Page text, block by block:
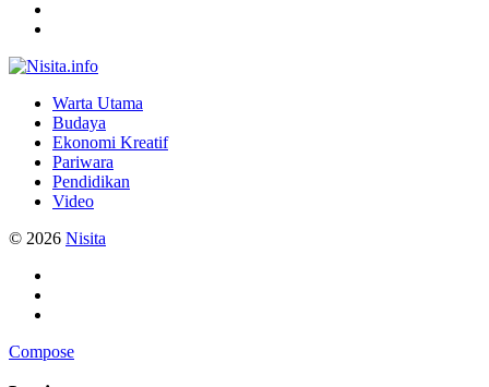
Warta Utama
Budaya
Ekonomi Kreatif
Pariwara
Pendidikan
Video
© 2026 Nisita
Compose